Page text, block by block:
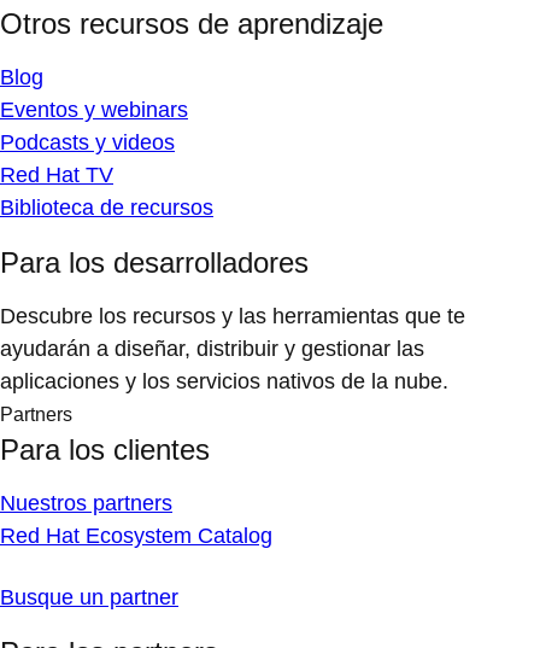
Otros recursos de aprendizaje
Blog
Eventos y webinars
Podcasts y videos
Red Hat TV
Biblioteca de recursos
Para los desarrolladores
Descubre los recursos y las herramientas que te
ayudarán a diseñar, distribuir y gestionar las
aplicaciones y los servicios nativos de la nube.
Partners
Para los clientes
Nuestros partners
Red Hat Ecosystem Catalog
Busque un partner